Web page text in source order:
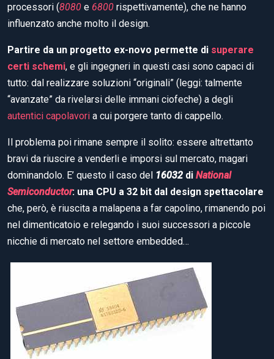
processori (8080 e 6800 rispettivamente), che ne hanno
influenzato anche molto il design.
Partire da un progetto ex-novo permette di superare
certi schemi, e gli ingegneri in questi casi sono capaci di
tutto: dal realizzare soluzioni “originali” (leggi: talmente
“avanzate” da rivelarsi delle immani ciofeche) a degli
autentici capolavori a cui porgere tanto di cappello.
Il problema poi rimane sempre il solito: essere altrettanto
bravi da riuscire a venderli e imporsi sul mercato, magari
dominandolo. E’ questo il caso del 16032 di National
Semiconductor: una CPU a 32 bit dal design spettacolare
che, però, è riuscita a malapena a far capolino, rimanendo poi
nel dimenticatoio e relegando i suoi successori a piccole
nicchie di mercato nel settore embedded…